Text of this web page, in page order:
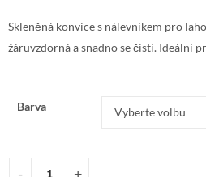
Skleněná konvice s nálevníkem pro
žáruvzdorná a snadno se čistí. Ideální
Barva